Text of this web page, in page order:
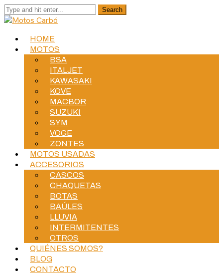
HOME
MOTOS
BSA
ITALJET
KAWASAKI
KOVE
MACBOR
SUZUKI
SYM
VOGE
ZONTES
MOTOS USADAS
ACCESORIOS
CASCOS
CHAQUETAS
BOTAS
BAÚLES
LLUVIA
INTERMITENTES
OTROS
QUIÉNES SOMOS?
BLOG
CONTACTO